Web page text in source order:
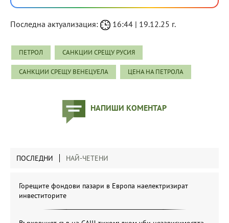
Последна актуализация: 16:44 | 19.12.25 г.
ПЕТРОЛ САНКЦИИ СРЕЩУ РУСИЯ
САНКЦИИ СРЕЩУ ВЕНЕЦУЕЛА ЦЕНА НА ПЕТРОЛА
НАПИШИ КОМЕНТАР
ПОСЛЕДНИ НАЙ-ЧЕТЕНИ
Горещите фондови пазари в Европа наелектризират
инвеститорите